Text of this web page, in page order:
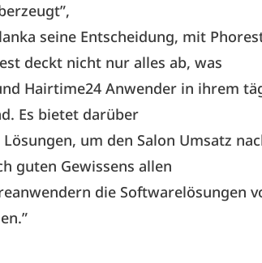
seine Entscheidung, mit
deckt nicht nur alles ab, was
Hairtime24 Anwender in ihrem
Es bietet darüber
um den Salon Umsatz
guten Gewissens allen
die Softwarelösungen